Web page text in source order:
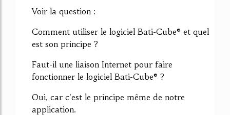
Voir la question :
Comment utiliser le logiciel Bati-Cube® et quel
est son principe ?
Faut-il une liaison Internet pour faire
fonctionner le logiciel Bati-Cube® ?
Oui, car c'est le principe même de notre
application.